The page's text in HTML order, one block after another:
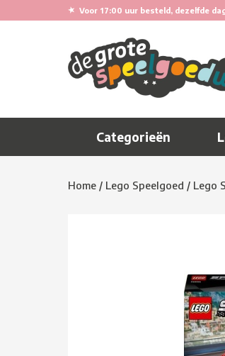
★ Voor 17:00 uur besteld, dezelfde
Categorieën
Home / Lego Speelgoed / Lego